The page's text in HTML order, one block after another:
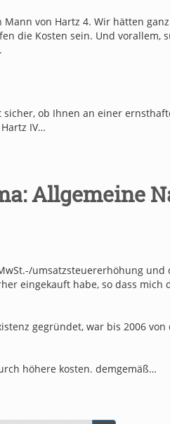
von Hartz 4. Wir hätten
die Kosten sein. Und vorallem,
ob Ihnen an einer
IV…
Allgemeine
umsatzsteuererhöhung und
eingekauft habe, so dass mich
gegründet, war bis 2006
höhere kosten. demgemäß…